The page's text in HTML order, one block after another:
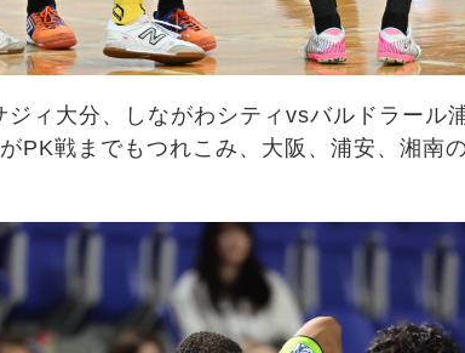
ィ大分、しながわシティvsバルドラール
PK戦までもつれこみ、大阪、浦安、湘南